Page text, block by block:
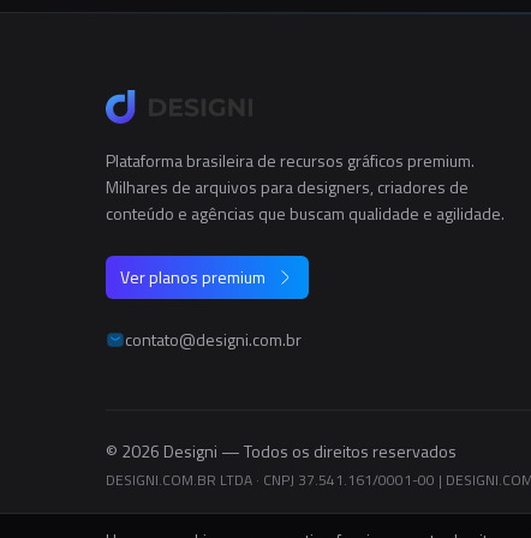
Plataforma brasileira de recursos gráficos premium.
Milhares de arquivos para designers, criadores de
conteúdo e agências que buscam qualidade e agilidade.
Ver planos premium
contato@designi.com.br
© 2026 Designi — Todos os direitos reservados
DESIGNI.COM.BR LTDA · CNPJ 37.541.161/0001-00 |